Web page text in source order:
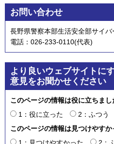
お問い合わせ
長野県警察本部生活安全部サイバ
電話：026-233-0110(代表)
より良いウェブサイトに
意見をお聞かせください
このページの情報は役に立ちまし
1：役に立った
2：ふつう
このページの情報は見つけやすか